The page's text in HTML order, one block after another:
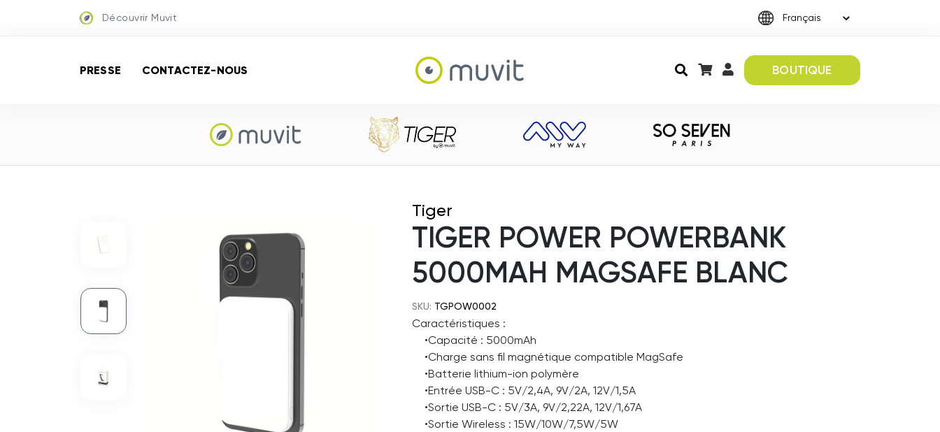
Découvrir Muvit
PRESSE CONTACTEZ-NOUS BOUTIQUE
Tiger
TIGER POWER POWERBANK
5000MAH MAGSAFE BLANC
SKU: TGPOW0002
Caractéristiques :
•Capacité : 5000mAh
•Charge sans fil magnétique compatible MagSafe
•Batterie lithium-ion polymère
•Entrée USB-C : 5V/2,4A, 9V/2A, 12V/1,5A
•Sortie USB-C : 5V/3A, 9V/2,22A, 12V/1,67A
•Sortie Wireless : 15W/10W/7,5W/5W